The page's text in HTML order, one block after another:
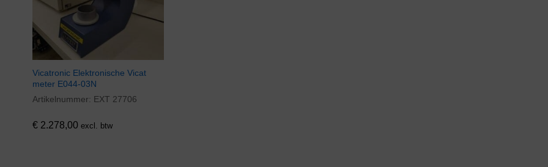
Vicatronic Elektronische Vicat
meter E044-03N
Artikelnummer: EXT 27706
€ 2.278,00 excl. btw